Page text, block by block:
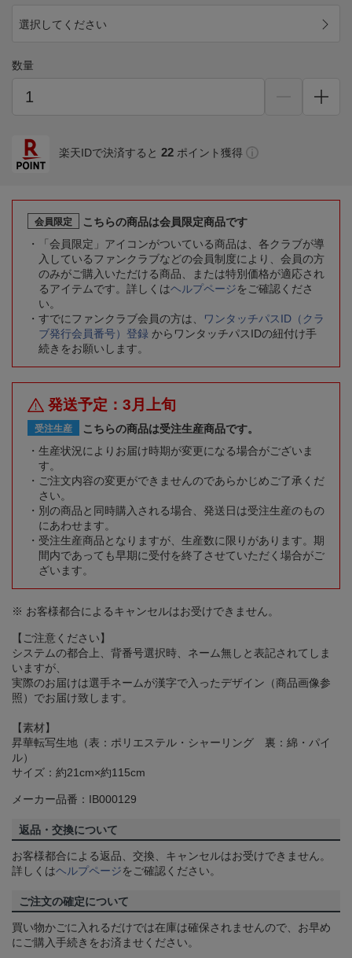
選択してください
数量
楽天IDで決済すると 22 ポイント獲得
会員限定
こちらの商品は会員限定商品です
「会員限定」アイコンがついている商品は、各クラブが導
入しているファンクラブなどの会員制度により、会員の方
のみがご購入いただける商品、または特別価格が適応され
るアイテムです。詳しくはヘルプページをご確認くださ
い。
すでにファンクラブ会員の方は、
ワンタッチパスID（クラ
ブ発行会員番号）登録 からワンタッチパスIDの紐付け手
続きをお願いします。
発送予定：3月上旬
受注生産
こちらの商品は受注生産商品です。
生産状況によりお届け時期が変更になる場合がございま
す。
ご注文内容の変更ができませんのであらかじめご了承くだ
さい。
別の商品と同時購入される場合、発送日は受注生産のもの
にあわせます。
受注生産商品となりますが、生産数に限りがあります。期
間内であっても早期に受付を終了させていただく場合がご
ざいます。
※ お客様都合によるキャンセルはお受けできません。
【ご注意ください】
システムの都合上、背番号選択時、ネーム無しと表記されてしま
いますが、
実際のお届けは選手ネームが漢字で入ったデザイン（商品画像参
照）でお届け致します。
【素材】
昇華転写生地（表：ポリエステル・シャーリング 裏：綿・パイ
ル）
サイズ：約21cm×約115cm
メーカー品番：IB000129
返品・交換について
お客様都合による返品、交換、キャンセルはお受けできません。
詳しくはヘルプページをご確認ください。
ご注文の確定について
買い物かごに入れるだけでは在庫は確保されませんので、お早め
にご購入手続きをお済ませください。